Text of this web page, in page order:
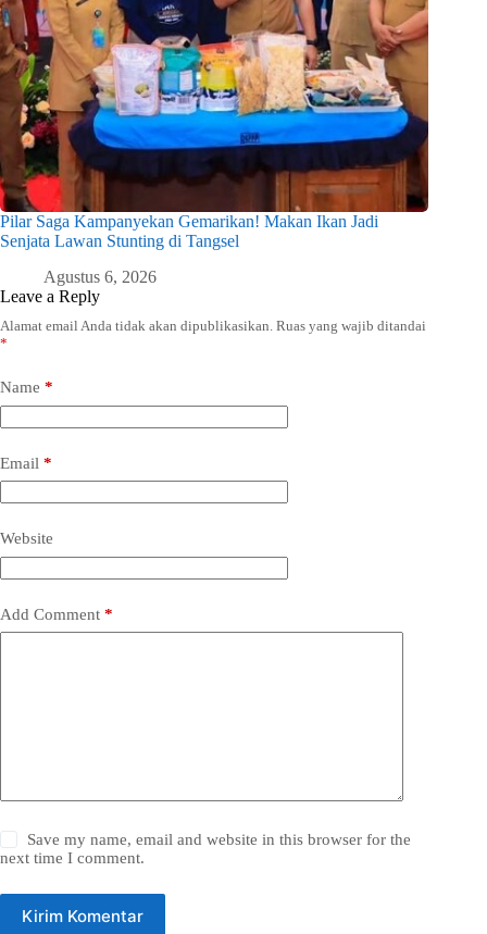
Pilar Saga Kampanyekan Gemarikan! Makan Ikan Jadi
Senjata Lawan Stunting di Tangsel
Agustus 6, 2026
Leave a Reply
Alamat email Anda tidak akan dipublikasikan. Ruas yang wajib ditandai
*
Name *
Email *
Website
Add Comment *
Save my name, email and website in this browser for the
next time I comment.
Kirim Komentar